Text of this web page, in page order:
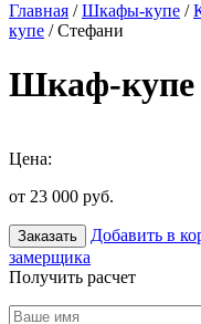
Главная /Шкафы-купе /
купе / Стефани
Шкаф-купе
Цена:
от 23 000 руб.
Заказать Добавить в
замерщика
Получить расчет